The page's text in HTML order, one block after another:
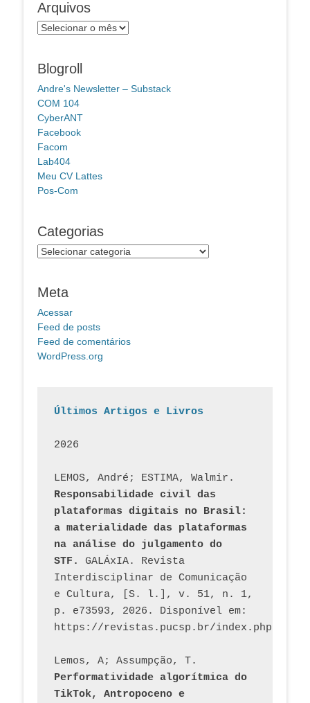
Arquivos
Arquivos
Blogroll
Andre's Newsletter – Substack
COM 104
CyberANT
Facebook
Facom
Lab404
Meu CV Lattes
Pos-Com
Categorias
Categorias
Meta
Acessar
Feed de posts
Feed de comentários
WordPress.org
Últimos Artigos e Livros
2026
Responsabilidade civil das
plataformas digitais no Brasil:
a materialidade das plataformas
na análise do julgamento do
STF.
GALÁxIA. Revista
Interdisciplinar de Comunicação
e Cultura, [S. l.], v. 51, n. 1,
p. e73593, 2026. Disponível em:
Performatividade algorítmica do
TikTok, Antropoceno e